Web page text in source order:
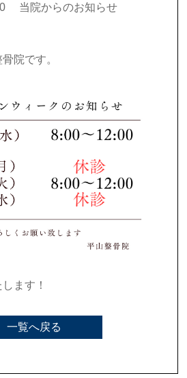
通事故にあったら
整骨院と整形外科の違い
クセス
保会社様
当院からのお知らせ
院です。
ます！
一覧へ戻る